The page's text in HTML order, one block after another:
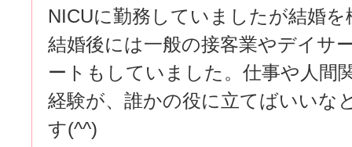
NICUに勤務していましたが結婚を
結婚後には一般の接客業やデイサ
ートもしていました。仕事や人間
経験が、誰かの役に立てばいいな
す(^^)